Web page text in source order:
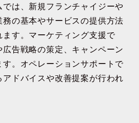
では、新規フランチャイジーや
務の基本やサービスの提供方法
ます。マーケティング支援で
告戦略の策定、キャンペーン
。オペレーションサポートで
ドバイスや改善提案が行われ